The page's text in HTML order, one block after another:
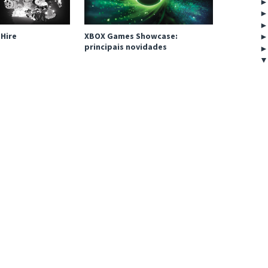
XBOX Games Showcase:
principais novidades